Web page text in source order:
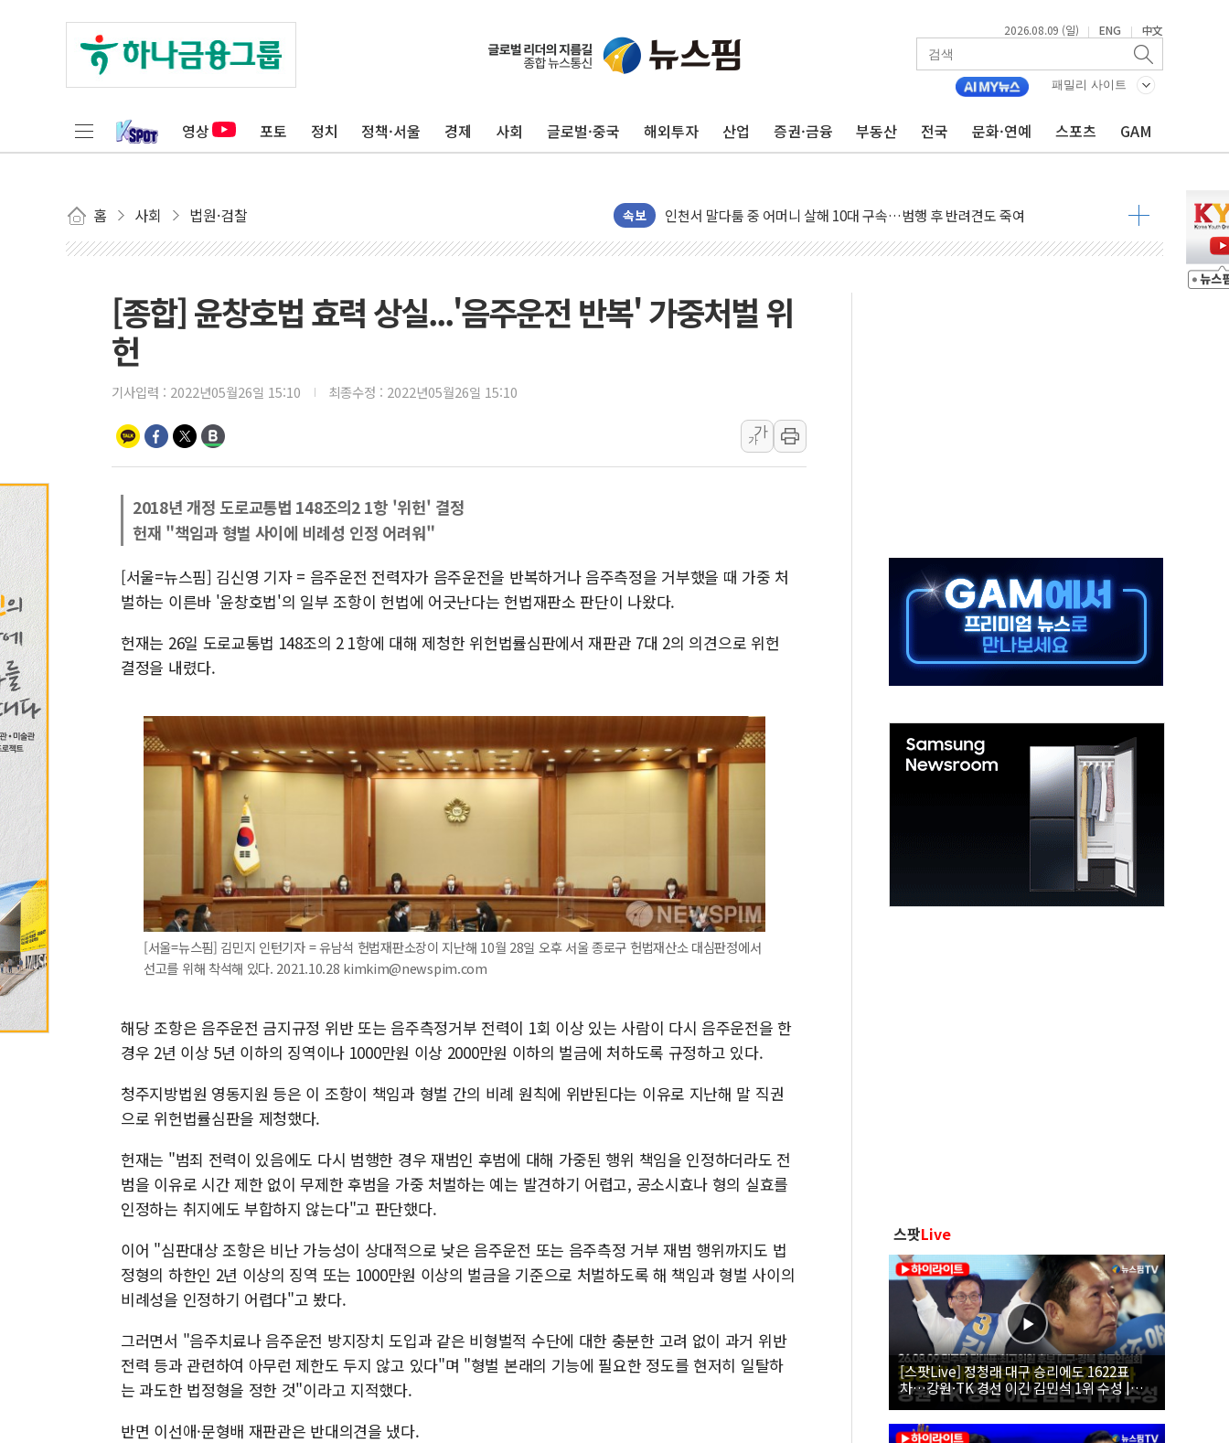
2026.08.09 (일) | ENG | 中文
패밀리 사이트
영상 포토 정치 정책·서울 경제 사회 글로벌·중국 해외투자 산업 증권·금융 부동산 전국 문화·연예 스포츠 GAM
홈 사회 법원·검찰 속보
평택 진위면 공장서 질식사고 발생…작업자 1명 숨져
포항 블루밸리 국가산단에 '철강 AI융합실증센터' 들어선다
[종합] 김민석, 정청래에 누적 1.48%p 차 선두 유지...金 46.01% vs 鄭 44.53%
김민석, 강원·대구·경북 경선서 정청래에 승리…金 48.54% vs 鄭 44.40%
[속보] 민주, 강원·대구·경북 경선 결과...김민석 48.54% 정청래 44.40%
[속보] 민주, 대구 경선 결과 발표...정청래 47.82% 김민석 46.35% 송영길 5.83%
[속보] 민주, 강원 경선 결과 발표...김민석 50.30% 정청래 41.94% 송영길 7.76%
인천시 광복절 현수막 '태극기 거꾸로' 논란…이틀만에 철거
병무청, 보충역 전면 손질… 예술·체육요원 최대 33% 감축
여야, 황희 '버스 하우스' 공방…野 "청년 우롱 기괴" vs 與 "송구한 해프닝"
[종합] 윤창호법 효력 상실...'음주운전 반복' 가중처벌 위
헌
기사입력 : 2022년05월26일 15:10 최종수정 : 2022년05월26일 15:10
가
가
2018년 개정 도로교통법 148조의2 1항 '위헌' 결정
헌재 "책임과 형벌 사이에 비례성 인정 어려워"
[서울=뉴스핌] 김신영 기자 = 음주운전 전력자가 음주운전을 반복하거나 음주측정을 거부했을 때 가중 처
벌하는 이른바 '윤창호법'의 일부 조항이 헌법에 어긋난다는 헌법재판소 판단이 나왔다.
헌재는 26일 도로교통법 148조의 2 1항에 대해 제청한 위헌법률심판에서 재판관 7대 2의 의견으로 위헌
결정을 내렸다.
[서울=뉴스핌] 김민지 인턴기자 = 유남석 헌법재판소장이 지난해 10월 28일 오후 서울 종로구 헌법재산소 대심판정에서
선고를 위해 착석해 있다. 2021.10.28 kimkim@newspim.com
해당 조항은 음주운전 금지규정 위반 또는 음주측정거부 전력이 1회 이상 있는 사람이 다시 음주운전을 한
경우 2년 이상 5년 이하의 징역이나 1000만원 이상 2000만원 이하의 벌금에 처하도록 규정하고 있다.
청주지방법원 영동지원 등은 이 조항이 책임과 형벌 간의 비례 원칙에 위반된다는 이유로 지난해 말 직권
으로 위헌법률심판을 제청했다.
헌재는 "범죄 전력이 있음에도 다시 범행한 경우 재범인 후범에 대해 가중된 행위 책임을 인정하더라도 전
범을 이유로 시간 제한 없이 무제한 후범을 가중 처벌하는 예는 발견하기 어렵고, 공소시효나 형의 실효를
인정하는 취지에도 부합하지 않는다"고 판단했다.
이어 "심판대상 조항은 비난 가능성이 상대적으로 낮은 음주운전 또는 음주측정 거부 재범 행위까지도 법
정형의 하한인 2년 이상의 징역 또는 1000만원 이상의 벌금을 기준으로 처벌하도록 해 책임과 형벌 사이의
비례성을 인정하기 어렵다"고 봤다.
그러면서 "음주치료나 음주운전 방지장치 도입과 같은 비형벌적 수단에 대한 충분한 고려 없이 과거 위반
전력 등과 관련하여 아무런 제한도 두지 않고 있다"며 "형벌 본래의 기능에 필요한 정도를 현저히 일탈하
는 과도한 법정형을 정한 것"이라고 지적했다.
반면 이선애·문형배 재판관은 반대의견을 냈다.
스팟Live
[스팟Live] 정청래 대구 승리에도 1622표
차…강원·TK 경선 이긴 김민석 1위 수성 |
26.08.09 더불어민주당 당대표·최고위원 후
보 대구·경북 합동연설회